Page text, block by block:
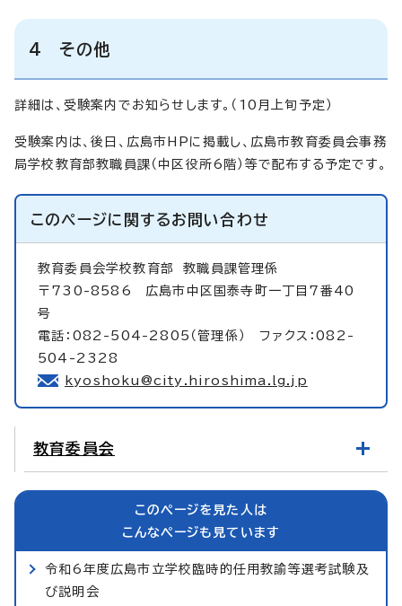
4 その他
詳細は、受験案内でお知らせします。（10月上旬予定）
受験案内は、後日、広島市HPに掲載し、広島市教育委員会事務
局学校教育部教職員課（中区役所6階）等で配布する予定です。
このページに関するお問い合わせ
教育委員会学校教育部教職員課管理係
〒730-8586 広島市中区国泰寺町一丁目7番40
号
電話：082-504-2805（管理係） ファクス：082-
504-2328
kyoshoku@city.hiroshima.lg.jp
教育委員会
このページを見た人は
こんなページも見ています
令和6年度広島市立学校臨時的任用教諭等選考試験及
び説明会